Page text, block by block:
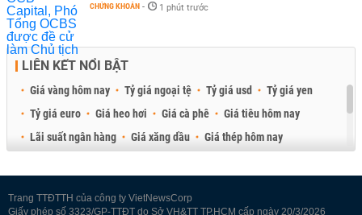
CHỨNG KHOÁN - 1 phút trước
LIÊN KẾT NỔI BẬT
Giá vàng hôm nay Tỷ giá ngoại tệ Tỷ giá usd
Tỷ giá yen
Tỷ giá euro
Giá heo hơi Giá cà phê
Giá tiêu hôm nay
Lãi suất ngân hàng
Giá xăng dầu
Giá thép hôm nay
Trang TTĐTTH của công ty VietNewsCorp
Giấy phép số 3323/GP-TTĐT do Sở VH&TT TP.HCM cấp ngày 20/3/2026